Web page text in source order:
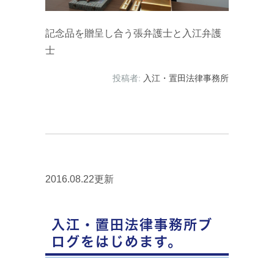
記念品を贈呈し合う張弁護士と入江弁護
士
投稿者: 入江・置田法律事務所
2016.08.22更新
入江・置田法律事務所ブ
ログをはじめます。